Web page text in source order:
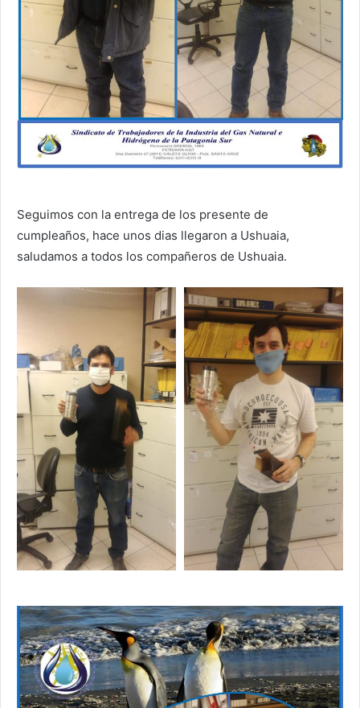
Seguimos con la entrega de los presente de
cumpleaños, hace unos dias llegaron a Ushuaia,
saludamos a todos los compañeros de Ushuaia.